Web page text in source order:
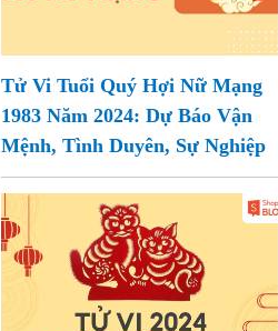
Tử Vi Tuổi Quý Hợi Nữ Mạng
1983 Năm 2024: Dự Báo Vận
Mệnh, Tình Duyên, Sự Nghiệp